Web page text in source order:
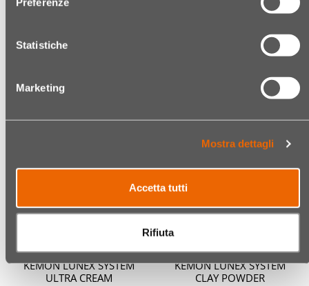
Statistiche
Marketing
Mostra dettagli
Accetta tutti
Rifiuta
(€ 1,67/100 ML)
decisa per un controllo e lunga
(€ 6,54/100 ML)
KEMON LUNEX SYSTEM
ULTRA CREAM
KEMON LUNEX SYSTEM
CLAY POWDER